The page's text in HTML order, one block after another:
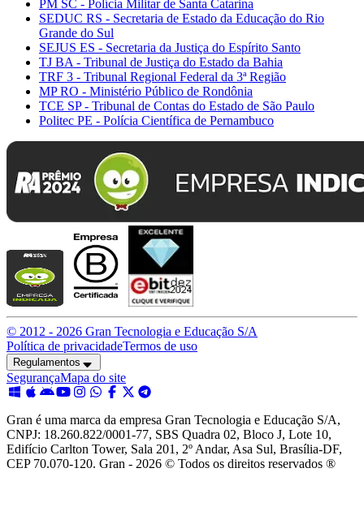
PM SC - Polícia Militar de Santa Catarina
SEDUC RS - Secretaria de Estado da Educação do Rio
Grande do Sul
SEJUS ES - Secretaria da Justiça do Espírito Santo
TJ BA - Tribunal de Justiça do Estado da Bahia
TRF 3 - Tribunal Regional Federal da 3ª Região
MP RO - Ministério Público de Rondônia
TCE SP - Tribunal de Contas do Estado de São Paulo
Politec PE - Polícia Científica de Pernambuco
© 2012 - 2026 Gran Tecnologia e Educação S/A
Política de privacidadeTermos de uso
Regulamentos
SegurançaMapa do site
Gran é uma marca da empresa Gran Tecnologia e Educação S/A,
CNPJ: 18.260.822/0001-77, SBS Quadra 02, Bloco J, Lote 10,
Edifício Carlton Tower, Sala 201, 2º Andar, Asa Sul, Brasília-DF,
CEP 70.070-120. Gran - 2026 © Todos os direitos reservados ®